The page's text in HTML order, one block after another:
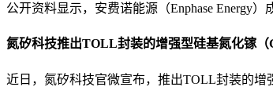
公开资料显示，安费诺能源（Enphase Energy
氮矽科技推出TOLL封装的增强型硅基氮化镓（
近日，氮矽科技官微宣布，推出TOLL封装的增